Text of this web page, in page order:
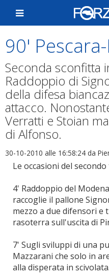
90'
Seconda sconfitta
Raddoppio di
della difesa
attacco.
Verratti e Stoian
di Alfonso.
30-10-2010 alle 16:58:24 da
Le occasioni del
4' Raddoppio del
raccoglie il pallone
mezzo a due difensori e
rasoterra sull'uscita di
7' Sugli sviluppi di una
Mazzarani che solo in
alla disperata in scivolata.